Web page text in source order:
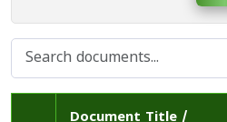
Document Title /